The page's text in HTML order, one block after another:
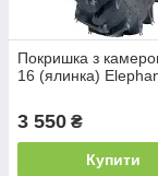
Покришка з
16 (ялинка)
3 550 ₴
Купити